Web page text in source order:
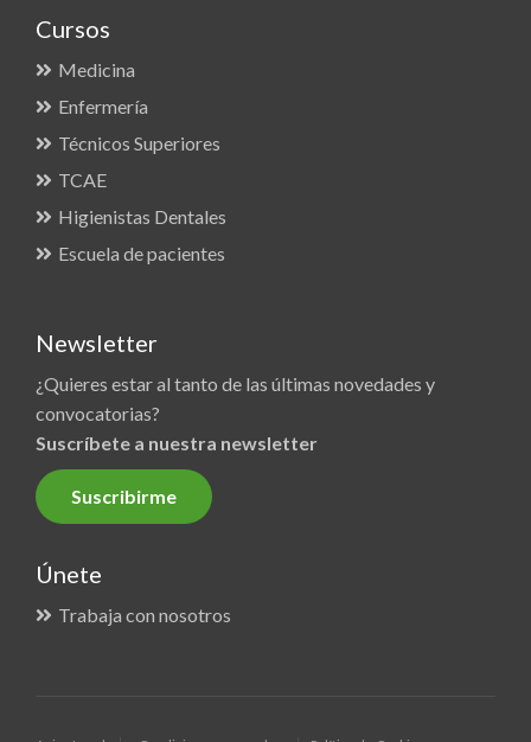
Cursos
Medicina
Enfermería
Técnicos Superiores
TCAE
Higienistas Dentales
Escuela de pacientes
Newsletter
¿Quieres estar al tanto de las últimas novedades y
convocatorias?
Suscríbete a nuestra newsletter
Suscribirme
Únete
Trabaja con nosotros